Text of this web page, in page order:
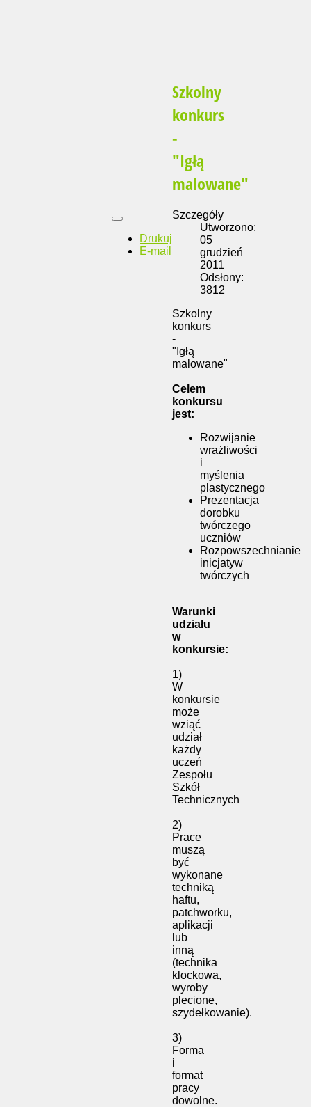
Szkolny
konkurs
-
"Igłą
malowane"
Drukuj
E-mail
Szczegóły
Utworzono:
05
grudzień
2011
Odsłony:
3812
Szkolny
konkurs
-
"Igłą
malowane"
Celem
konkursu
jest:
Rozwijanie
wrażliwości
i
myślenia
plastycznego
Prezentacja
dorobku
twórczego
uczniów
Rozpowszechnianie
inicjatyw
twórczych
Warunki
udziału
w
konkursie:
1)
W
konkursie
może
wziąć
udział
każdy
uczeń
Zespołu
Szkół
Technicznych
2)
Prace
muszą
być
wykonane
techniką
haftu,
patchworku,
aplikacji
lub
inną
(technika
klockowa,
wyroby
plecione,
szydełkowanie).
3)
Forma
i
format
pracy
dowolne.